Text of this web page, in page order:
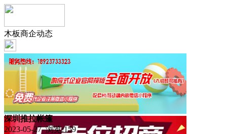
木板商企动态
深圳推拉帐篷
2023-05-27 浏览:159